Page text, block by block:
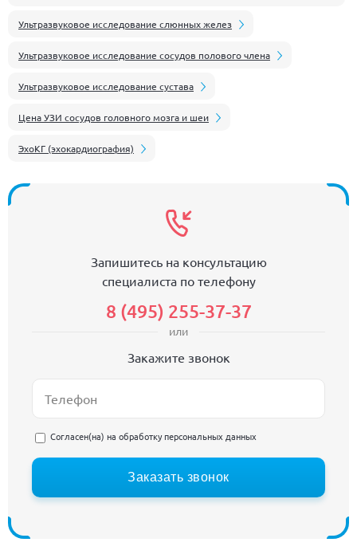
Ультразвуковое исследование слюнных желез
Ультразвуковое исследование сосудов полового члена
Ультразвуковое исследование сустава
Цена УЗИ сосудов головного мозга и шеи
ЭхоКГ (эхокардиография)
Запишитесь на консультацию
специалиста по телефону
8 (495) 255-37-37
или
Закажите звонок
Согласен(на) на обработку персональных данных
Заказать звонок